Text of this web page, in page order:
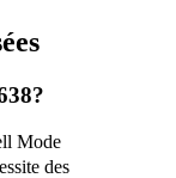
?
Mode
des